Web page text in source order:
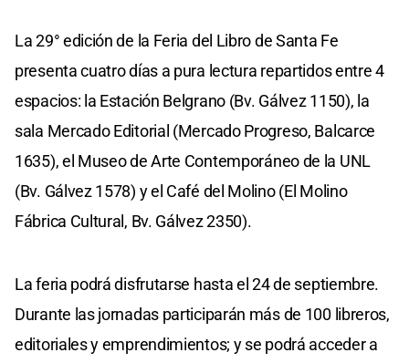
La 29° edición de la Feria del Libro de Santa Fe
presenta cuatro días a pura lectura repartidos entre 4
espacios: la Estación Belgrano (Bv. Gálvez 1150), la
sala Mercado Editorial (Mercado Progreso, Balcarce
1635), el Museo de Arte Contemporáneo de la UNL
(Bv. Gálvez 1578) y el Café del Molino (El Molino
Fábrica Cultural, Bv. Gálvez 2350).
La feria podrá disfrutarse hasta el 24 de septiembre.
Durante las jornadas participarán más de 100 libreros,
editoriales y emprendimientos; y se podrá acceder a